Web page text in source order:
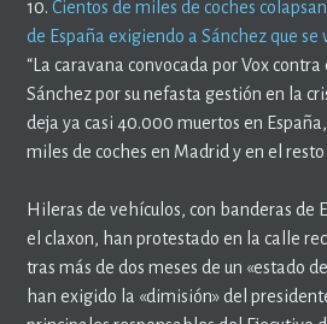
10.Cientos de miles de coches
de España exigiendo a Sánchez que se
“La caravana convocada por Vox
Sánchez por su nefasta gestión en la
deja ya casi 40.000 muertos en
miles de coches en Madrid y en el
Hileras de vehículos, con banderas de
el claxon, han protestado en la calle
tras más de dos meses de un «estado
han exigido la «dimisión» del